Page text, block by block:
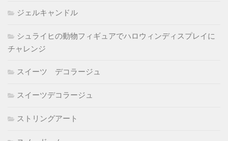
ジェルキャンドル
シュライヒの動物フィギュアでハロウィンディスプレイに
チャレンジ
スイーツ デコラージュ
スイーツデコラージュ
ストリングアート